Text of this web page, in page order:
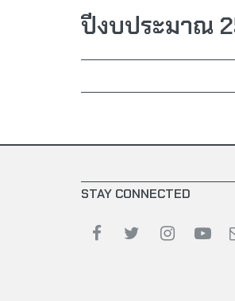
ปีงบประมาณ
STAY CONNECTED